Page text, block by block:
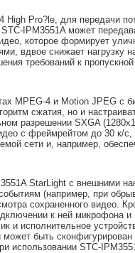
Pro?le, для передачи
IPM3551A может
которое формирует
вдвое снижает нагрузку
требований к
MPEG-4 и Motion JPEG с
сжатия, но и
разрешении SXGA
с фреймрейтом до 30 к/
сети и, например,
StarLight с внешними
(например, при
сохраненного видео.
к ней микрофона и
и исполнительное
быть сконфигурирован
использовании STC-